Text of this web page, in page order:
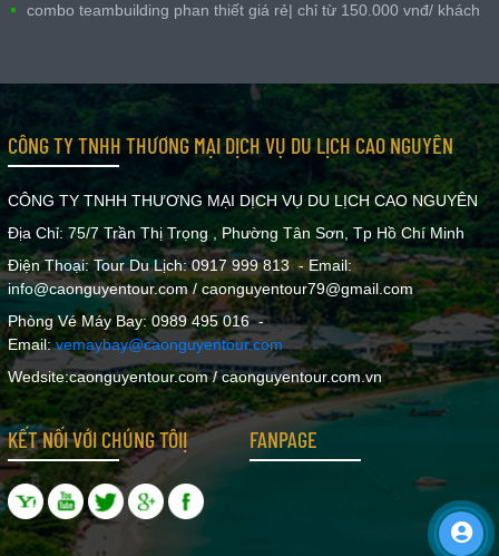
combo teambuilding phan thiết giá rẻ| chỉ từ 150.000 vnđ/ khách
CÔNG TY TNHH THƯƠNG MẠI DỊCH VỤ DU LỊCH CAO NGUYÊN
CÔNG TY TNHH THƯƠNG MẠI DỊCH VỤ DU LỊCH CAO NGUYÊN
Địa Chỉ: 75/7 Trần Thị Trọng , Phường Tân Sơn, Tp Hồ Chí Minh
Điện Thoại: Tour Du Lịch: 0917 999 813 - Email:
info@caonguyentour.com / caonguyentour79@gmail.com
Phòng Vé Máy Bay: 0989 495 016 -
Email:vemaybay@caonguyentour.com
Wedsite:caonguyentour.com / caonguyentour.com.vn
KẾT NỐI VỚI CHÚNG TÔIỊ FANPAGE